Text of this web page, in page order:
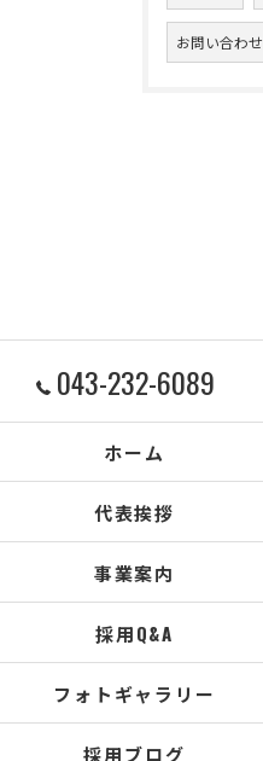
お問い合わせ
043-232-6089
ホーム
代表挨拶
事業案内
採用Q&A
フォトギャラリー
採用ブログ